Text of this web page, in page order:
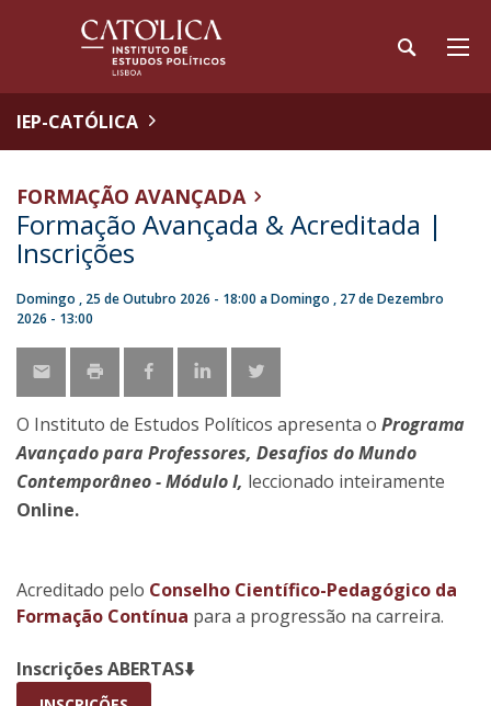
IEP-CATÓLICA
FORMAÇÃO AVANÇADA
Formação Avançada & Acreditada |
Inscrições
Domingo , 25 de Outubro 2026 - 18:00 aDomingo , 27 de Dezembro
2026 - 13:00
O Instituto de Estudos Políticos apresenta o Programa
Avançado para Professores, Desafios do Mundo
Contemporâneo - Módulo I, leccionado inteiramente
Online.
Acreditado pelo Conselho Científico-Pedagógico da
Formação Contínua para a progressão na carreira.
Inscrições ABERTAS⬇️